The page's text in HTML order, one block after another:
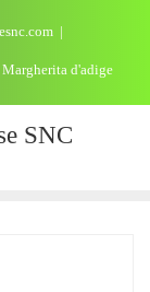
d'adige
SNC